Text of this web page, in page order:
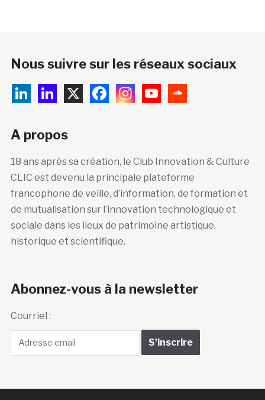
Nous suivre sur les réseaux sociaux
A propos
18 ans après sa création, le Club Innovation & Culture
CLIC est devenu la principale plateforme
francophone de veille, d’information, de formation et
de mutualisation sur l’innovation technologique et
sociale dans les lieux de patrimoine artistique,
historique et scientifique.
Abonnez-vous à la newsletter
Courriel :